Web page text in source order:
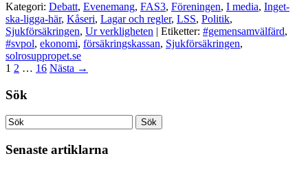
Kategori: Debatt, Evenemang, FAS3, Föreningen, I media, Inget-
ska-ligga-här, Kåseri, Lagar och regler, LSS, Politik,
Sjukförsäkringen, Ur verkligheten | Etiketter: #gemensamvälfärd,
#svpol, ekonomi, försäkringskassan, Sjukförsäkringen,
solrosuppropet.se
1 2 … 16 Nästa →
Sök
Senaste artiklarna